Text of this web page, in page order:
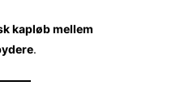
kapløb mellem
.